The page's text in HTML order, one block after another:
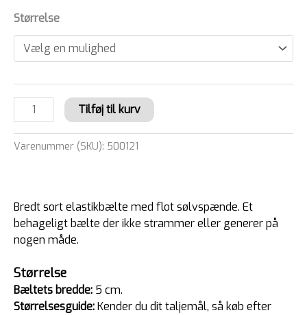
Størrelse
Tilføj til kurv
Varenummer (SKU): 500121
Bredt sort elastikbælte med flot sølvspænde. Et
behageligt bælte der ikke strammer eller generer på
nogen måde.
Størrelse
Bæltets bredde: 5 cm.
Størrelsesguide:Kender du dit taljemål, så køb efter